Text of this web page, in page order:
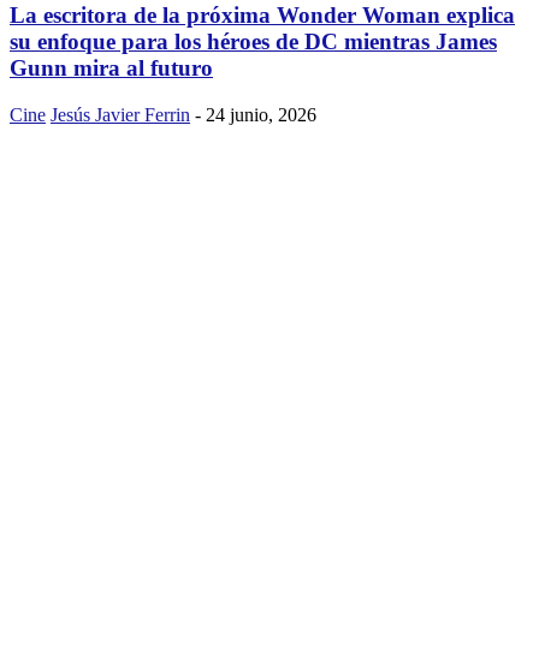
La escritora de la próxima Wonder Woman explica
su enfoque para los héroes de DC mientras James
Gunn mira al futuro
Cine Jesús Javier Ferrin - 24 junio, 2026